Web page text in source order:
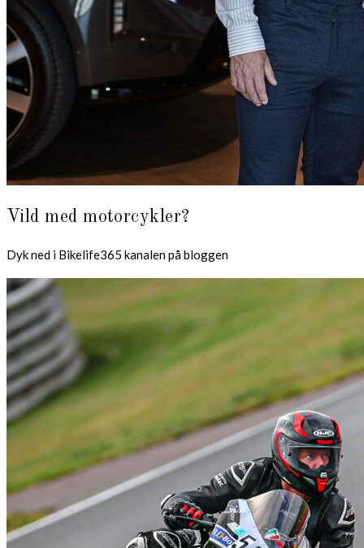
Vild med motorcykler?
Dyk ned i Bikelife365 kanalen på bloggen